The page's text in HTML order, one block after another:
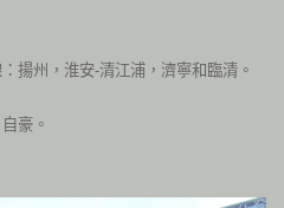
揚州，淮安-清江浦，濟寧和臨清。
豪。